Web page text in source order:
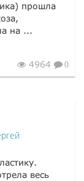
прошла
на ...
4964 0
весь